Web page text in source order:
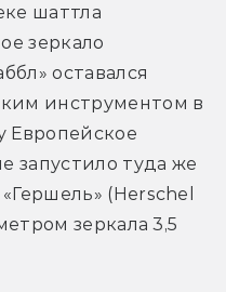
шаттла
зеркало
оставался
инструментом в
Европейское
запустило туда же
(Herschel
зеркала 3,5